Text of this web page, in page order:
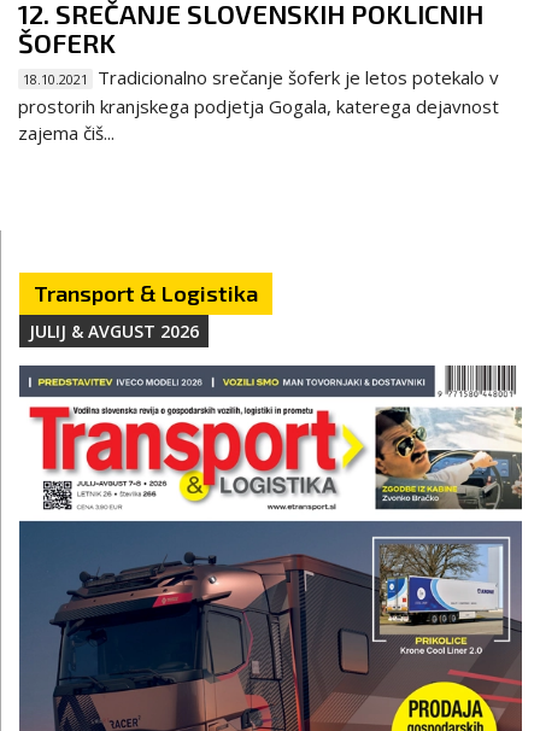
12. SREČANJE SLOVENSKIH POKLICNIH
ŠOFERK
18.10.2021
Tradicionalno srečanje šoferk je letos potekalo v
prostorih kranjskega podjetja Gogala, katerega dejavnost
zajema čiš...
Transport & Logistika
JULIJ & AVGUST 2026